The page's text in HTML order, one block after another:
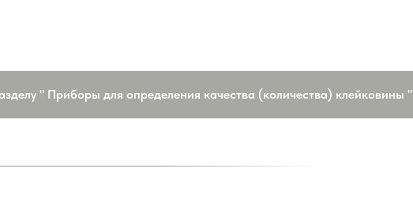
" Приборы для определения качества (количества) клейковины "